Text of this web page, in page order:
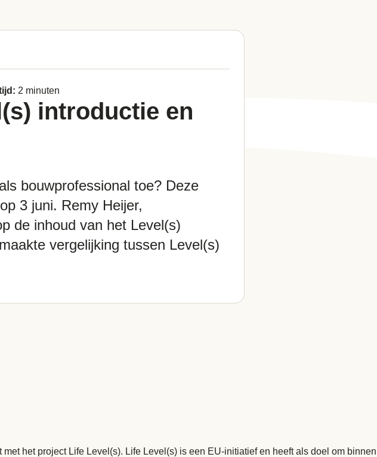
2 minuten
introductie en
bouwprofessional toe? Deze
3 juni. Remy Heijer,
de inhoud van het Level(s)
vergelijking tussen Level(s)
het project Life Level(s). Life Level(s) is een EU-initiatief en heeft als doel om binnen